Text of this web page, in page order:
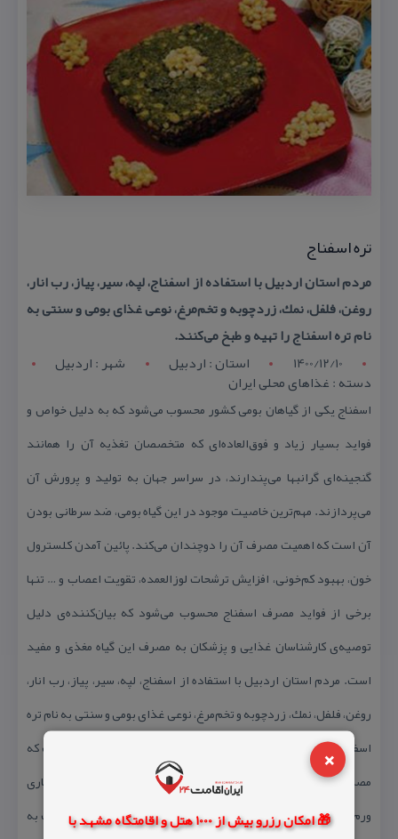
×
🎁 امکان رزرو بیش از 1000 هتل و اقامتگاه مشهد با
تره اسفناج
مردم استان اردبیل با استفاده از اسفناج، لپه، سیر، پیاز، رب انار،
روغن، فلفل، نمك، زردچوبه و تخم‌مرغ، نوعی غذای بومی و سنتی به
نام تره اسفناج را تهیه و طبخ می‌كنند.
1400/12/10
استان : اردبيل شهر : اردبيل
دسته : غذاهای محلی ایران
اسفناج یكی از گیاهان بومی كشور محسوب می‌شود كه به دلیل خواص و
فواید بسیار زیاد و فوق‌العاده‌ای كه متخصصان تغذیه آن را همانند
گنجینه‌ای گرانبها می‌پندارند، در سراسر جهان به تولید و پرورش آن
می‌پردازند. مهم‌ترین خاصیت موجود در این گیاه بومی، ضد سرطانی بودن
آن است كه اهمیت مصرف آن‌ را دوچندان می‌كند. پائین آمدن كلسترول
خون، بهبود كم‌خونی، افزایش ترشحات لوزالعمده، تقویت اعصاب و … تنها
برخی از فواید مصرف اسفناج محسوب می‌شود كه بیان‌كننده‌ی دلیل
توصیه‌ی كارشناسان غذایی و پزشكان به مصرف این گیاه مغذی و مفید
است. مردم استان اردبیل با استفاده از اسفناج، لپه، سیر، پیاز، رب انار،
روغن، فلفل، نمك، زردچوبه و تخم‌مرغ، نوعی غذای بومی و سنتی به نام تره
اسفناج را تهیه و طبخ می‌كنند. خوراكی بسیار لذیذ، مقوی و پرخاصیت كه
مصرف آن برای سلامتی مفید و ضروری است. البته افرادی كه از بیماری
ورم مفاصل، سنگ كلیه و مثانه رنج می‌برند، باید در مصرف آن‌ نسبت به